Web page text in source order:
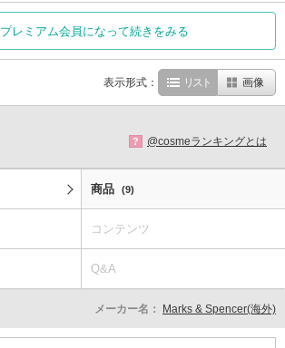
プレミアム会員になって続きをみる
表示形式： リスト 画像
? @cosmeランキングとは
商品 (9)
コンテンツ
Q&A
メーカー名： Marks & Spencer(海外)